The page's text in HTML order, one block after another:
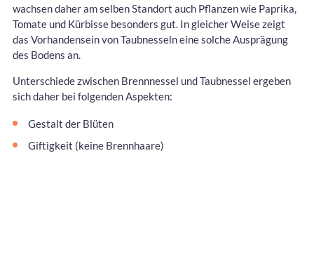
wachsen daher am selben Standort auch Pflanzen wie Paprika,
Tomate und Kürbisse besonders gut. In gleicher Weise zeigt
das Vorhandensein von Taubnesseln eine solche Ausprägung
des Bodens an.
Unterschiede zwischen Brennnessel und Taubnessel ergeben
sich daher bei folgenden Aspekten:
Gestalt der Blüten
Giftigkeit (keine Brennhaare)